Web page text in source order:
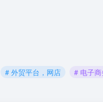
# 外贸平台，网店 # 电子商